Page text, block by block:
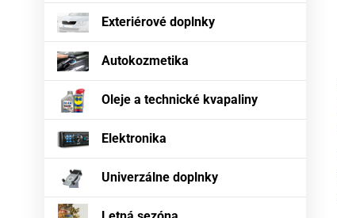
Exteriérové doplnky
Autokozmetika
Oleje a technické kvapaliny
Elektronika
Univerzálne doplnky